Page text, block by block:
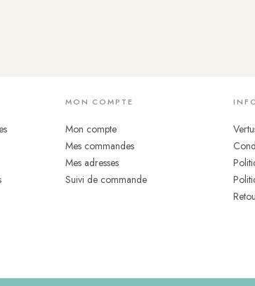
absolument unique
à préserver l'éclat de la pierre et la tenue de l'acier
MON COMPTE
Mon compte
Mes commandes
Mes adresses
Suivi de commande